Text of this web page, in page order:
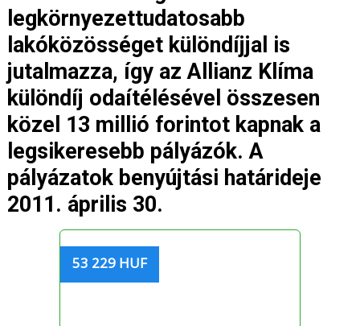
legkörnyezettudatosabb
lakóközösséget különdíjjal is
jutalmazza, így az Allianz Klíma
különdíj odaítélésével összesen
közel 13 millió forintot kapnak a
legsikeresebb pályázók. A
pályázatok benyújtási határideje
2011. április 30.
53 229 HUF